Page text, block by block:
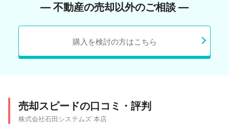
― 不動産の売却以外のご相談 ―
購入を検討の方はこちら
売却スピードの口コミ・評判
株式会社石田システムズ 本店